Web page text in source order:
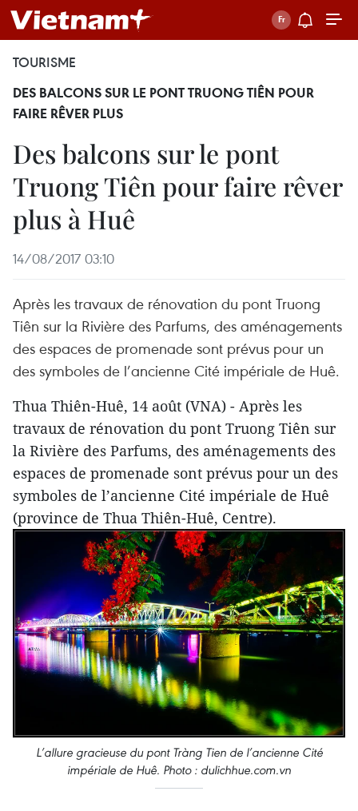
TOURISME
DES BALCONS SUR LE PONT TRUONG TIÊN POUR
FAIRE RÊVER PLUS
Des balcons sur le pont
Truong Tiên pour faire rêver
plus à Huê
14/08/2017 03:10
Après les travaux de rénovation du pont Truong
Tiên sur la Rivière des Parfums, des aménagements
des espaces de promenade sont prévus pour un
des symboles de l’ancienne Cité impériale de Huê.
Thua Thiên-Huê, 14 août (VNA) - Après les
travaux de rénovation du pont Truong Tiên sur
la Rivière des Parfums, des aménagements des
espaces de promenade sont prévus pour un des
symboles de l’ancienne Cité impériale de Huê
(province de Thua Thiên-Huê, Centre).
L’allure gracieuse du pont Tràng Tien de l’ancienne Cité
impériale de Huê. Photo : dulichhue.com.vn